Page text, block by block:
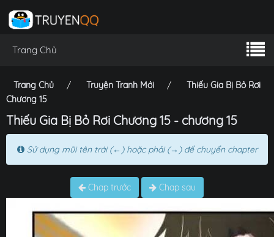
Trang Chủ
Trang Chủ Truyện Tranh Mới
Thiếu Gia Bị Bỏ Rơi
Chương 15
Thiếu Gia Bị Bỏ Rơi Chương 15 - chương 15
Sử dụng mũi tên trái (←) hoặc phải (→) để chuyển chapter
Chap trước Chap sau